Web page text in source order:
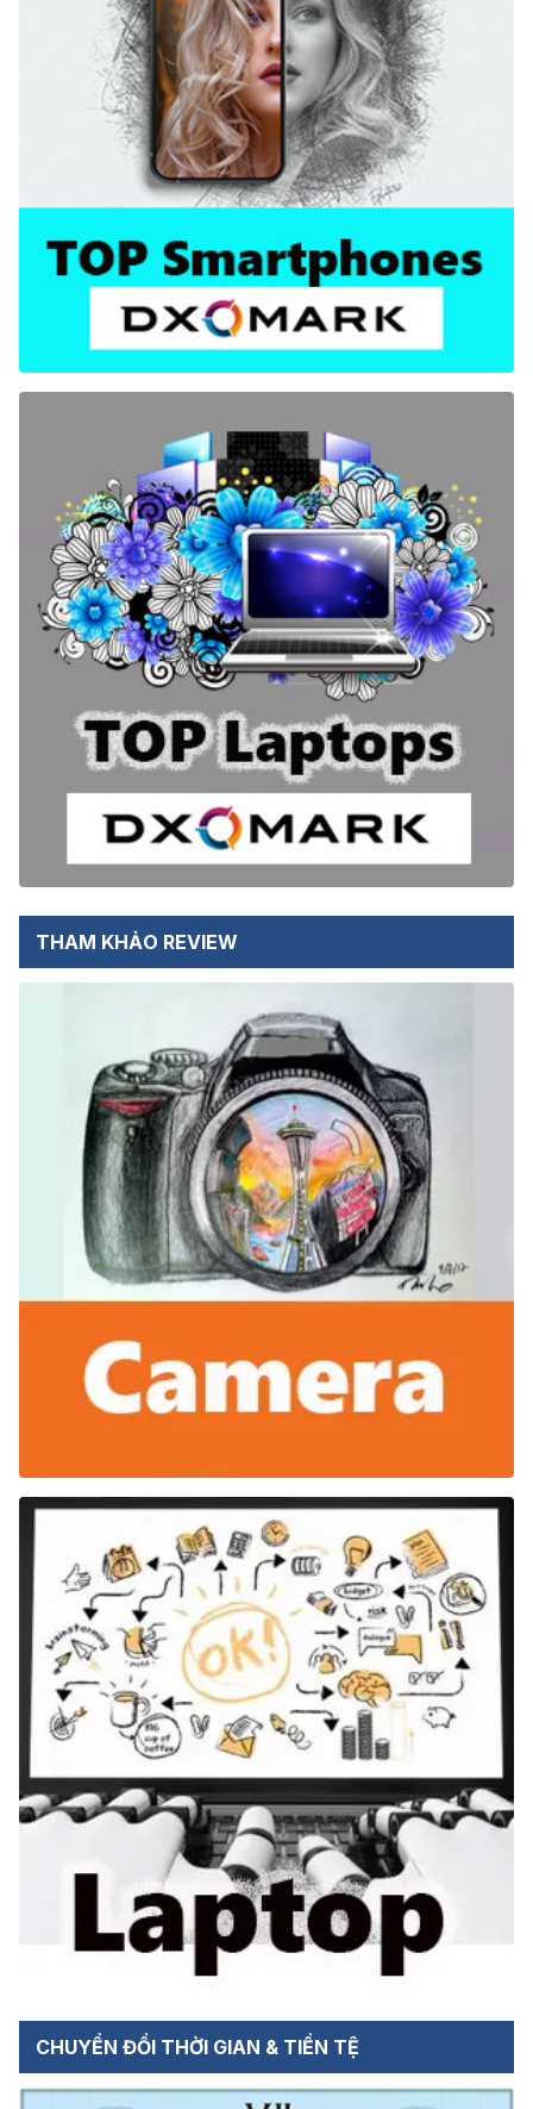
THAM KHẢO REVIEW
CHUYỂN ĐỔI THỜI GIAN & TIỀN TỆ